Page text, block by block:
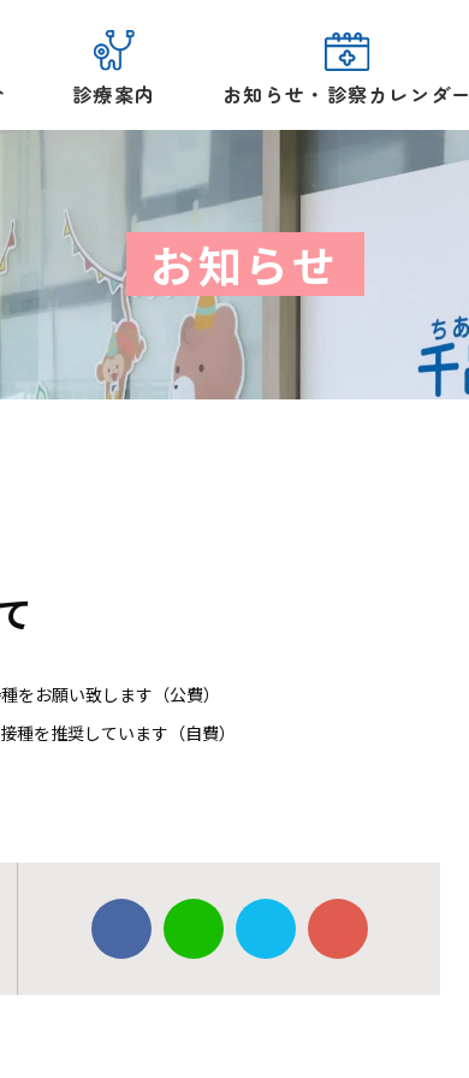
診療案内 お知らせ・診察カレンダー
お知らせ
をお願い致します（公費）
種を推奨しています（自費）